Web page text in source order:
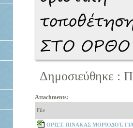
ΣΤΟ ΟΡΘΟ
Δημοσιεύθηκε :
Attachments:
File
ΟΡΙΣΤ. ΠΙΝΑΚΑΣ ΜΟΡΙΟΔΟΤ.